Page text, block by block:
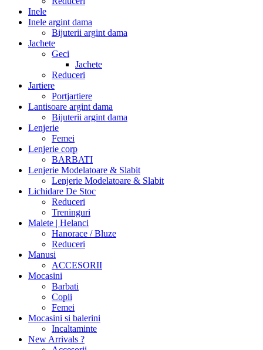
Inele
Inele argint dama
Bijuterii argint dama
Jachete
Geci
Jachete
Reduceri
Jartiere
Portjartiere
Lantisoare argint dama
Bijuterii argint dama
Lenjerie
Femei
Lenjerie corp
BARBATI
Lenjerie Modelatoare & Slabit
Lenjerie Modelatoare & Slabit
Lichidare De Stoc
Reduceri
Treninguri
Malete | Helanci
Hanorace / Bluze
Reduceri
Manusi
ACCESORII
Mocasini
Barbati
Copii
Femei
Mocasini si balerini
Incaltaminte
New Arrivals ?